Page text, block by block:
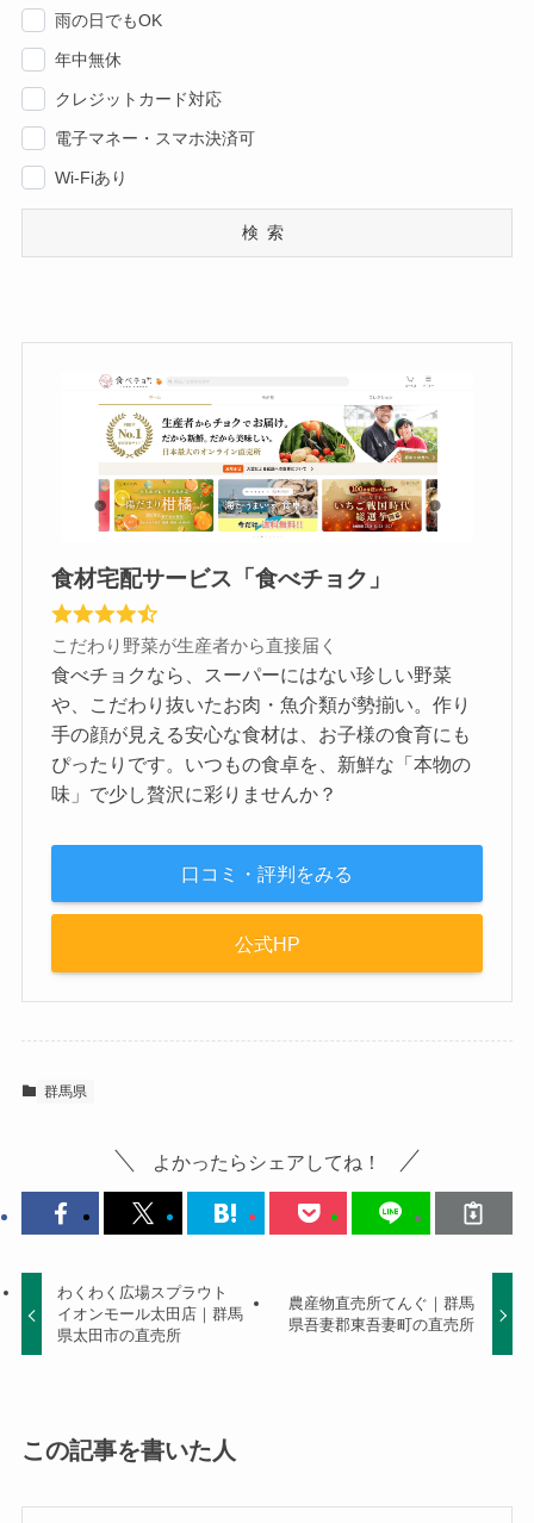
雨の日でもOK
年中無休
クレジットカード対応
電子マネー・スマホ決済可
Wi-Fiあり
検索
食材宅配サービス「食べチョク」
こだわり野菜が生産者から直接届く
食べチョクなら、スーパーにはない珍しい野菜
や、こだわり抜いたお肉・魚介類が勢揃い。作り
手の顔が見える安心な食材は、お子様の食育にも
ぴったりです。いつもの食卓を、新鮮な「本物の
味」で少し贅沢に彩りませんか？
口コミ・評判をみる
公式HP
群馬県
よかったらシェアしてね！
わくわく広場スプラウト
イオンモール太田店｜群馬
県太田市の直売所
農産物直売所てんぐ｜群馬
県吾妻郡東吾妻町の直売所
この記事を書いた人